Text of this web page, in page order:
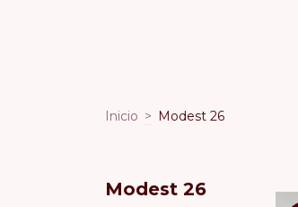
Inicio > Modest 26
Modest 26